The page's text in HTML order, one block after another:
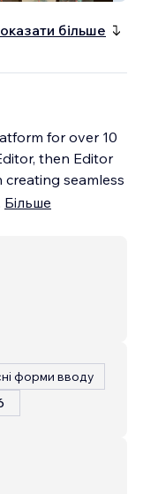
більше
for over 10
then Editor
creating seamless
Більше
форми вводу